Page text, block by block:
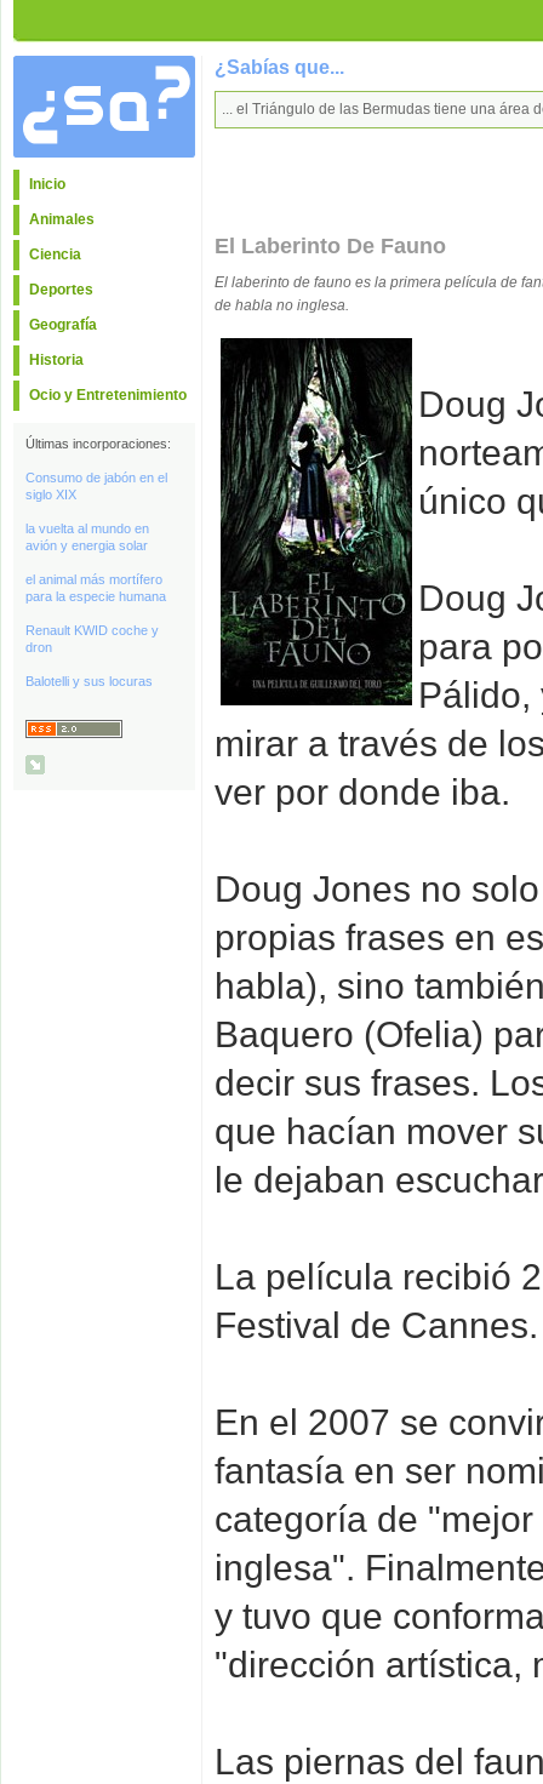
Inicio
Animales
Ciencia
Deportes
Geografía
Historia
Ocio y Entretenimiento
Últimas incorporaciones:
Consumo de jabón en el
siglo XIX
la vuelta al mundo en
avión y energia solar
el animal más mortífero
para la especie humana
Renault KWID coche y
dron
Balotelli y sus locuras
¿Sabías que...
... el Triángulo de las Bermudas tiene una área
El Laberinto De Fauno
El laberinto de fauno es la primera película de
de habla no inglesa.
Doug
único
Doug
para
Pálido,
mirar a través de
ver por donde iba.
Doug Jones no
propias frases en
habla), sino
Baquero (Ofelia)
decir sus frases.
que hacían mover
le dejaban
La película recibió
Festival de Cannes.
En el 2007 se
fantasía en ser
categoría de
inglesa".
y tuvo que
"dirección artística,
Las piernas del